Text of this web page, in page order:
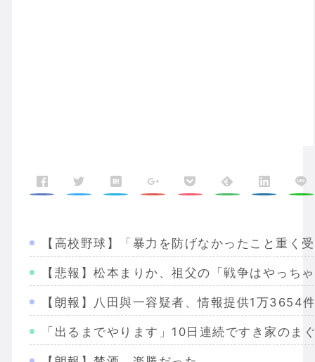
【高校野球】「暴力を防げなかったこと重
【悲報】松本まりか、祖父の「戦争はやっち
【朗報】八田與一容疑者、情報提供1万
「出るまでやります」10日連続ですき家の